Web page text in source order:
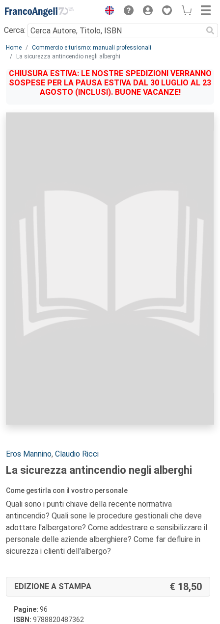
Menu
Cerca:
Main content
Home
Commercio e turismo: manuali professionali
La sicurezza antincendio negli alberghi
CHIUSURA ESTIVA: LE NOSTRE SPEDIZIONI VERRANNO
SOSPESE PER LA PAUSA ESTIVA DAL 30 LUGLIO AL 23
AGOSTO (INCLUSI). BUONE VACANZE!
Autori:
Eros Mannino, Claudio Ricci
La sicurezza antincendio negli alberghi
Come gestirla con il vostro personale
Quali sono i punti chiave della recente normativa
antincendio? Quali sone le procedure gestionali che deve
adottare l'albergatore? Come addestrare e sensibilizzare il
personale delle aziende alberghiere? Come far defluire in
sicurezza i clienti dell'albergo?
EDIZIONE A STAMPA 18,50
Pagine: 96
ISBN: 9788820487362